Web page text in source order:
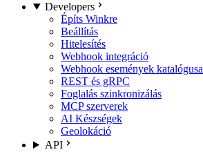
Developers
Építs Winkre
Beállítás
Hitelesítés
Webhook integráció
Webhook események katalógusa
REST és gRPC
Foglalás szinkronizálás
MCP szerverek
AI Készségek
Geolokáció
API